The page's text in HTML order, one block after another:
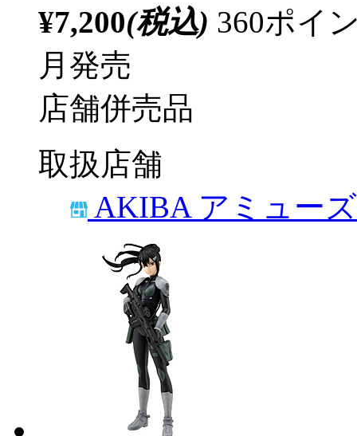
¥7,200(税込) 360ポイ
月発売
店舗併売品
取扱店舗
AKIBA アミュー